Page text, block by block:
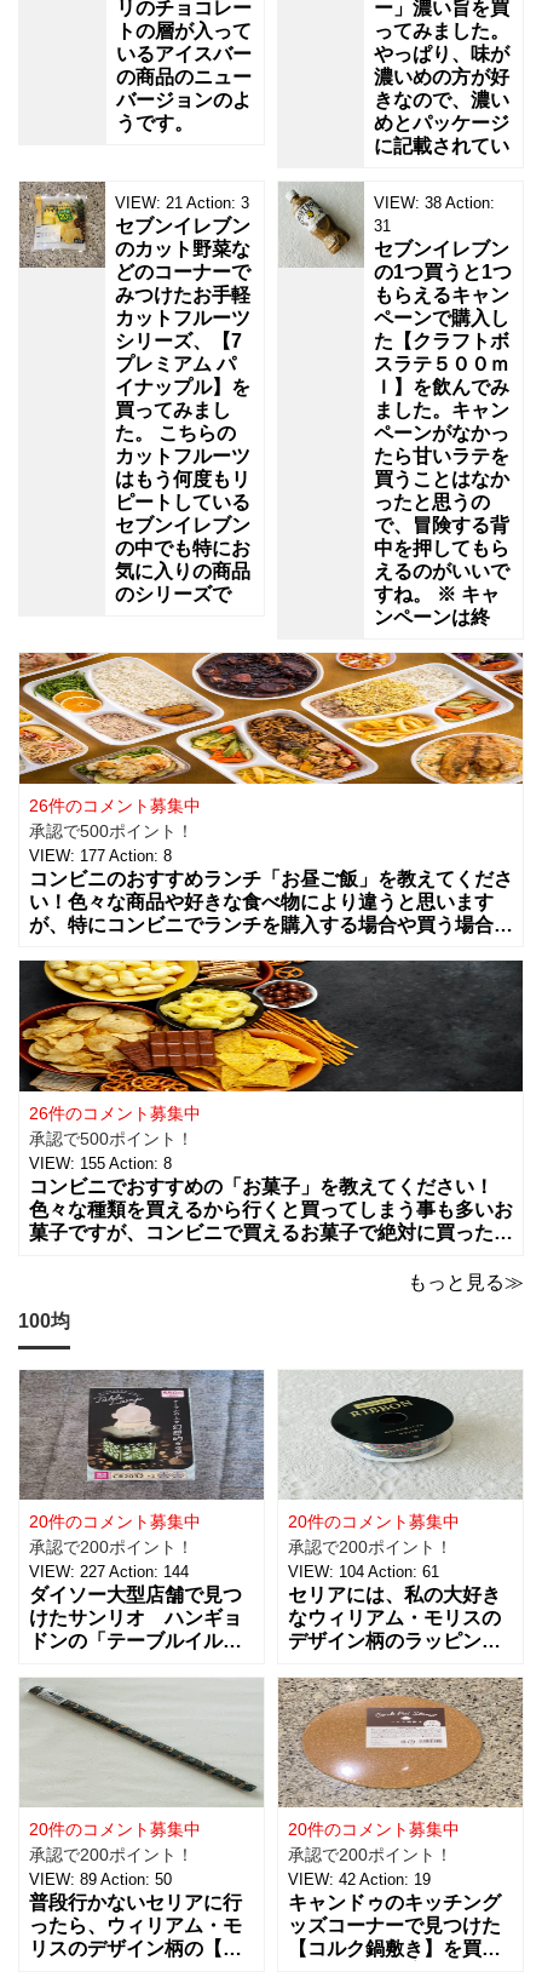
リのチョコレー
トの層が入って
いるアイスバー
の商品のニュー
バージョンのよ
うです。
ー」濃い旨を買
ってみました。
やっぱり、味が
濃いめの方が好
きなので、濃い
めとパッケージ
に記載されてい
VIEW: 21 Action: 3
セブンイレブン
のカット野菜な
どのコーナーで
みつけたお手軽
カットフルーツ
シリーズ、【7
プレミアム パ
イナップル】を
買ってみまし
た。 こちらの
カットフルーツ
はもう何度もリ
ピートしている
セブンイレブン
の中でも特にお
気に入りの商品
のシリーズで
VIEW: 38 Action:
31
セブンイレブン
の1つ買うと1つ
もらえるキャン
ペーンで購入し
た【クラフトボ
スラテ５００ｍ
ｌ】を飲んでみ
ました。キャン
ペーンがなかっ
たら甘いラテを
買うことはなか
ったと思うの
で、冒険する背
中を押してもら
えるのがいいで
すね。 ※ キャ
ンペーンは終
26件のコメント募集中
承認で500ポイント！
VIEW: 177 Action: 8
コンビニのおすすめランチ「お昼ご飯」を教えてくださ
い！色々な商品や好きな食べ物により違うと思います
が、特にコンビニでランチを購入する場合や買う場合に
カップラーメンやコンビニ弁当、総菜やサラダ
26件のコメント募集中
承認で500ポイント！
VIEW: 155 Action: 8
コンビニでおすすめの「お菓子」を教えてください！
色々な種類を買えるから行くと買ってしまう事も多いお
菓子ですが、コンビニで買えるお菓子で絶対に買った方
もっと見る≫
100均
20件のコメント募集中
承認で200ポイント！
VIEW: 227 Action: 144
ダイソー大型店舗で見つ
けたサンリオ ハンギョ
ドンの「テーブルイルミ
円を買ってきました。 パ
ーティーのテーブルデコ
レーションやおやすみ前
のリラックスタイムに良
さそうな商品で、あの
「ハンギョドン」がデザ
インされたライトは、
20件のコメント募集中
承認で200ポイント！
VIEW: 104 Action: 61
セリアには、私の大好き
なウィリアム・モリスの
デザイン柄のラッピング
です！【サテンリボンマ
スターピースコレクショ
ン/WM】もとっても素敵
なので、紹介しますね。
サテンリボンの材質は、
ポリエステル。サイズ
は、約幅30㎜ x
20件のコメント募集中
承認で200ポイント！
VIEW: 89 Action: 50
普段行かないセリアに行
ったら、ウィリアム・モ
リスのデザイン柄の【包
20件のコメント募集中
承認で200ポイント！
VIEW: 42 Action: 19
キャンドゥのキッチング
ッズコーナーで見つけた
【コルク鍋敷き】を買っ